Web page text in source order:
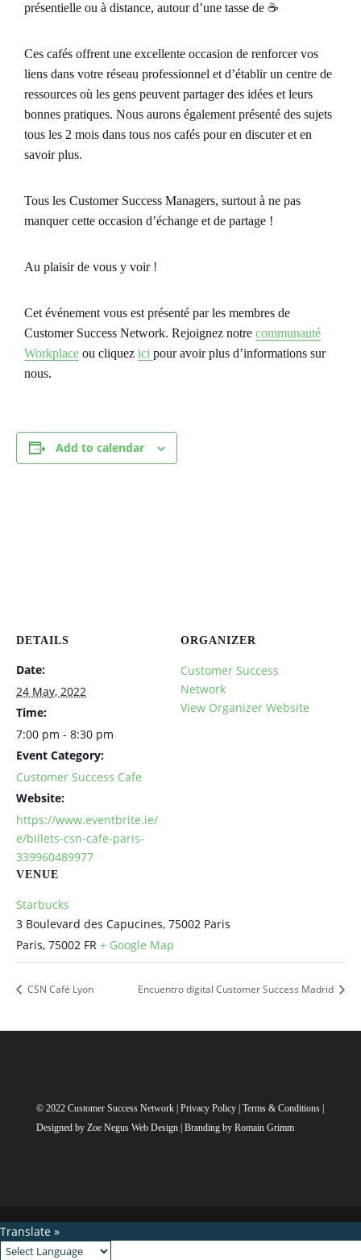
présentielle ou à distance, autour d’une tasse de ☕️
Ces cafés offrent une excellente occasion de renforcer vos
liens dans votre réseau professionnel et d’établir un centre de
ressources où les gens peuvent partager des idées et leurs
bonnes pratiques. Nous aurons également présenté des sujets
tous les 2 mois dans tous nos cafés pour en discuter et en
savoir plus.
Tous les Customer Success Managers, surtout à ne pas
manquer cette occasion d’échange et de partage !
Au plaisir de vous y voir !
Cet événement vous est présenté par les membres de
Customer Success Network. Rejoignez notre communauté
Workplace ou cliquez ici pour avoir plus d’informations sur
nous.
Add to calendar
DETAILS
Date:
24 May, 2022
Time:
7:00 pm - 8:30 pm
Event Category:
Customer Success Cafe
Website:
https://www.eventbrite.ie/
e/billets-csn-cafe-paris-
339960489977
VENUE
Starbucks
3 Boulevard des Capucines, 75002 Paris
Paris, 75002 FR + Google Map
ORGANIZER
Customer Success
Network
View Organizer Website
CSN Café Lyon Encuentro digital Customer Success Madrid
© 2022 Customer Success Network | Privacy Policy Terms & Conditions|
Designed by Zoe Negus Web Design | Branding by Romain Grimm
Translate »